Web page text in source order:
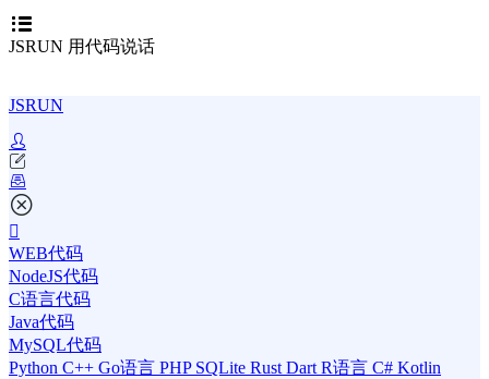
JSRUN 用代码说话
JSRUN
WEB代码
NodeJS代码
C语言代码
Java代码
MySQL代码
Python C++ Go语言 PHP SQLite Rust Dart R语言 C# Kotlin